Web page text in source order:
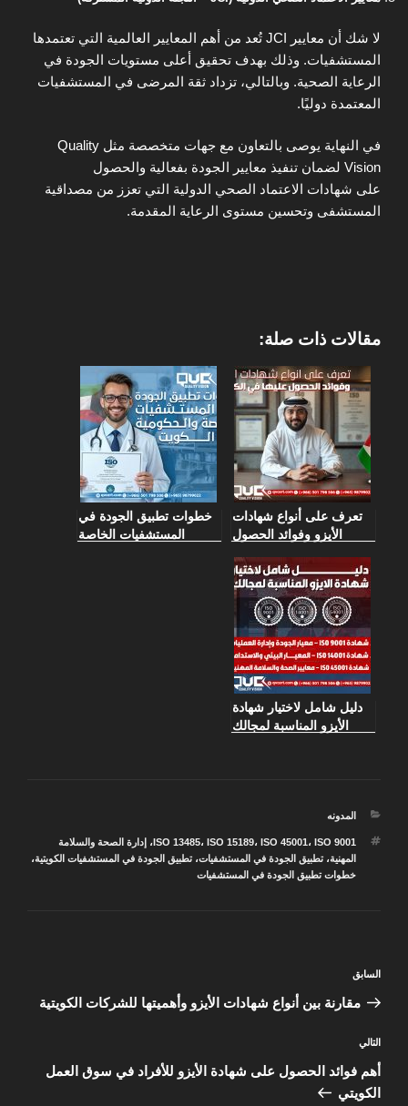
لا شك أن معايير JCI تُعد من أهم المعايير العالمية التي تعتمدها
المستشفيات. وذلك بهدف تحقيق أعلى مستويات الجودة في
الرعاية الصحية. وبالتالي، تزداد ثقة المرضى في المستشفيات
المعتمدة دوليًا.
في النهاية يوصى بالتعاون مع جهات متخصصة مثل Quality
Vision لضمان تنفيذ معايير الجودة بفعالية والحصول
على شهادات الاعتماد الصحي الدولية التي تعزز من مصداقية
المستشفى وتحسين مستوى الرعاية المقدمة.
مقالات ذات صلة:
تعرف على أنواع شهادات
الأيزو وفوائد الحصول
خطوات تطبيق الجودة في
المستشفيات الخاصة
دليل شامل لاختيار شهادة
الأيزو المناسبة لمجالك
التصنيفات
المدونه
الوسوم ISO 13485، ISO 15189، ISO 45001، ISO 9001 ، إدارة الصحة والسلامة
المهنية،تطبيق الجودة في المستشفيات،تطبيق الجودة في المستشفيات الكويتية،
خطوات تطبيق الجودة في المستشفيات
المقالة
السابقة
السابق
مقارنة بين أنواع شهادات الأيزو وأهميتها للشركات الكويتية
المقالة
التالية
التالي
أهم فوائد الحصول على شهادة الأيزو للأفراد في سوق العمل
الكويتي